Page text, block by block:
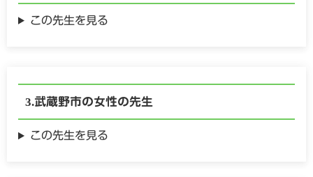
この先生を見る
武蔵野市の女性の先生
この先生を見る